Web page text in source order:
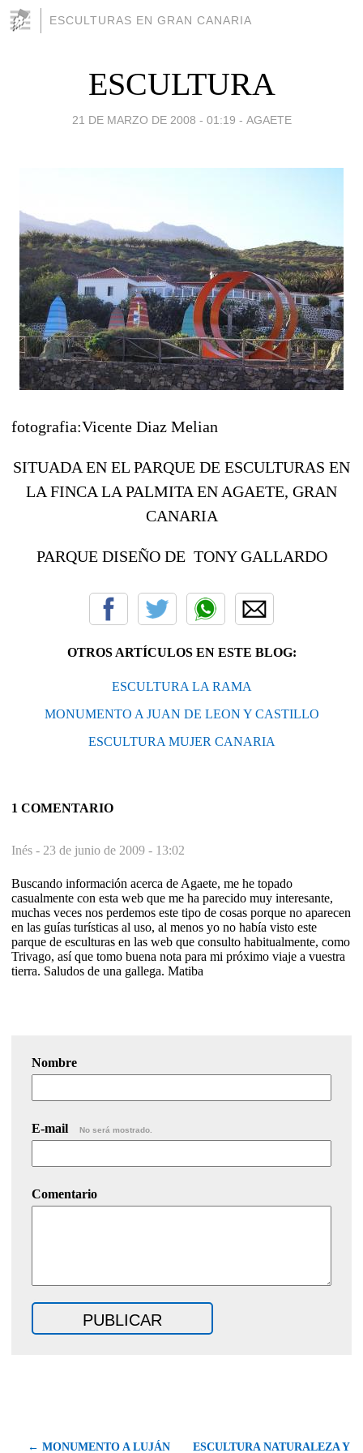
ESCULTURAS EN GRAN CANARIA
ESCULTURA
21 DE MARZO DE 2008 - 01:19 - AGAETE
fotografia:Vicente Diaz Melian
SITUADA EN EL PARQUE DE ESCULTURAS EN
LA FINCA LA PALMITA EN AGAETE, GRAN
CANARIA
PARQUE DISEÑO DE TONY GALLARDO
OTROS ARTÍCULOS EN ESTE BLOG:
ESCULTURA LA RAMA
MONUMENTO A JUAN DE LEON Y CASTILLO
ESCULTURA MUJER CANARIA
1 COMENTARIO
Inés - 23 de junio de 2009 - 13:02
Buscando información acerca de Agaete, me he topado
casualmente con esta web que me ha parecido muy interesante,
muchas veces nos perdemos este tipo de cosas porque no aparecen
en las guías turísticas al uso, al menos yo no había visto este
parque de esculturas en las web que consulto habitualmente, como
Trivago, así que tomo buena nota para mi próximo viaje a vuestra
tierra. Saludos de una gallega. Matiba
Nombre
E-mail No será mostrado.
Comentario
← MONUMENTO A LUJÁN ESCULTURA NATURALEZA Y